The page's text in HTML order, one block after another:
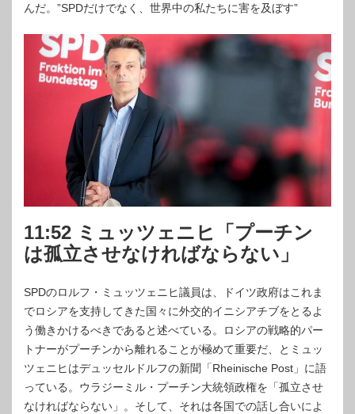
んだ。”SPDだけでなく、世界中の私たちに害を及ぼす”
11:52 ミュッツェニヒ「プーチン
は孤立させなければならない」
SPDのロルフ・ミュッツェニヒ議員は、ドイツ政府はこれま
でロシアを支持してきた国々に外交的イニシアチブをとるよ
う働きかけるべきであると述べている。ロシアの戦略的パー
トナーがプーチンから離れることが極めて重要だ、とミュッ
ツェニヒはデュッセルドルフの新聞「Rheinische Post」に語
っている。ウラジーミル・プーチン大統領政権を「孤立させ
なければならない」。そして、それは各国での話し合いによ